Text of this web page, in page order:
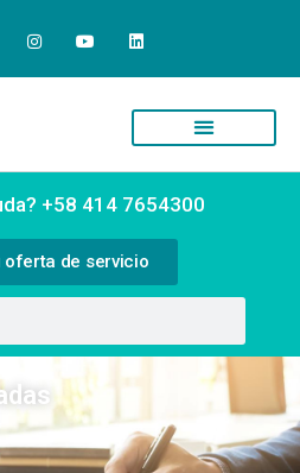
+58 414 7654300
oferta de servicio